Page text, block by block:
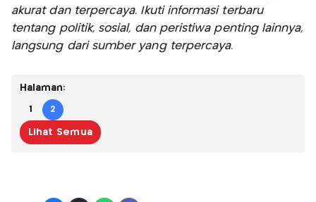
akurat dan terpercaya. Ikuti informasi terbaru
tentang politik, sosial, dan peristiwa penting lainnya,
langsung dari sumber yang terpercaya.
Halaman:
1 2
Lihat Semua